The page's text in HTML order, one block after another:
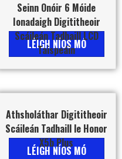
Seinn Onóir 6 Móide
Ionadaigh Digititheoir
Scáileán Tadhaill LCD
Taispeáin
LÉIGH NÍOS MÓ
Athsholáthar Digititheoir
Scáileán Tadhaill le Honor
X5b Plus
LÉIGH NÍOS MÓ